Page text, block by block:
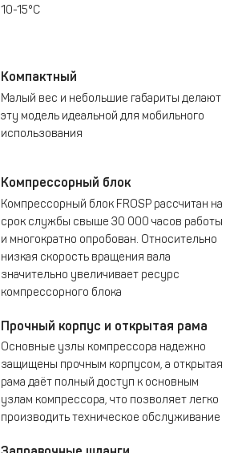
10-15°C
Компактный
Малый вес и небольшие габариты делают
эту модель идеальной для мобильного
использования
Компрессорный блок
Компрессорный блок FROSP рассчитан на
срок службы свыше 30 000 часов работы
и многократно опробован. Относительно
низкая скорость вращения вала
значительно увеличивает ресурс
компрессорного блока
Прочный корпус и открытая рама
Основные узлы компрессора надежно
защищены прочным корпусом, а открытая
рама даёт полный доступ к основным
узлам компрессора, что позволяет легко
производить техническое обслуживание